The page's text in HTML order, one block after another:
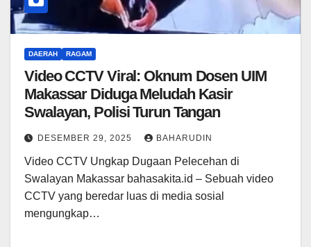
DAERAH RAGAM
Video CCTV Viral: Oknum Dosen UIM
Makassar Diduga Meludah Kasir
Swalayan, Polisi Turun Tangan
DESEMBER 29, 2025 BAHARUDIN
Video CCTV Ungkap Dugaan Pelecehan di
Swalayan Makassar bahasakita.id – Sebuah video
CCTV yang beredar luas di media sosial
mengungkap…